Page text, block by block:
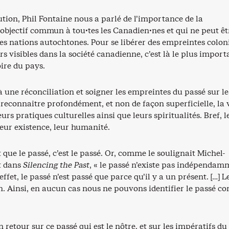
Phil Fontaine nous a parlé de l’importance de la
commun à tou·tes les Canadien·nes et qui ne peut
nations autochtones. Pour se libérer des empreintes
visibles dans la société canadienne, c’est là le plus
du pays.
une réconciliation et soigner les empreintes du passé sur le
profondément, et non de façon superficielle, la
pratiques culturelles ainsi que leurs spiritualités. Bref,
existence, leur humanité.
le passé, c’est le passé. Or, comme le soulignait Michel-
Silencing the Past, « le passé n’existe pas
le passé n’est passé que parce qu’il y a un présent. […]
Ainsi, en aucun cas nous ne pouvons identifier le passé
retour sur ce passé qui est le nôtre, et sur les impératifs du